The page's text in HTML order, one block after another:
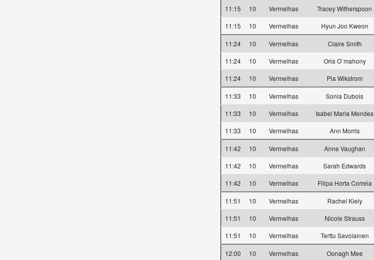
11:15
10 Vermelhas Tracey Witherspoon
11:15
10 Vermelhas Hyun Joo Kweon
11:24 10 Vermelhas Claire Smith
11:24
10 Vermelhas Orla O`mahony
11:24
10 Vermelhas Pia Wikstrom
11:33 10 Vermelhas Sonia Dubois
11:33
10 Vermelhas Isabel Maria Mendes
11:33
10 Vermelhas Ann Morris
11:42 10 Vermelhas Anne Vaughan
11:42
10 Vermelhas Sarah Edwards
11:42
10 Vermelhas Filipa Horta Correia
11:51 10 Vermelhas Rachel Kiely
11:51
10 Vermelhas Nicole Strauss
11:51
10 Vermelhas Terttu Savolainen
12:00 10 Vermelhas Oonagh Mee